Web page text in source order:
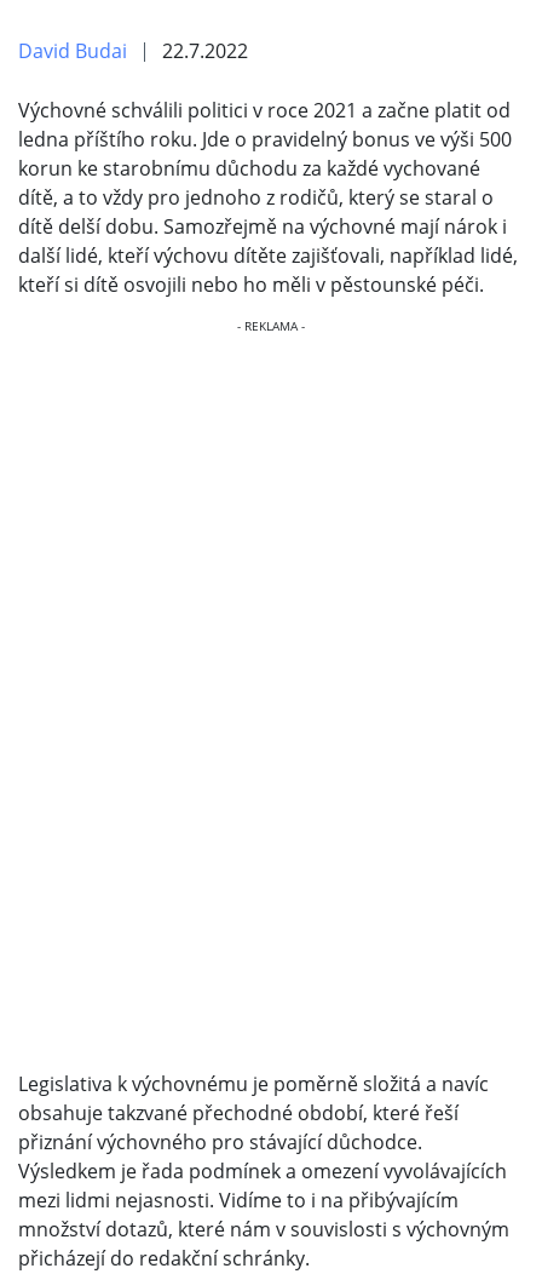
David Budai 22.7.2022
Výchovné schválili politici v roce 2021 a začne platit od
ledna příštího roku. Jde o pravidelný bonus ve výši 500
korun ke starobnímu důchodu za každé vychované
dítě, a to vždy pro jednoho z rodičů, který se staral o
dítě delší dobu. Samozřejmě na výchovné mají nárok i
další lidé, kteří výchovu dítěte zajišťovali, například lidé,
kteří si dítě osvojili nebo ho měli v pěstounské péči.
Legislativa k výchovnému je poměrně složitá a navíc
obsahuje takzvané přechodné období, které řeší
přiznání výchovného pro stávající důchodce.
Výsledkem je řada podmínek a omezení vyvolávajících
mezi lidmi nejasnosti. Vidíme to i na přibývajícím
množství dotazů, které nám v souvislosti s výchovným
přicházejí do redakční schránky.